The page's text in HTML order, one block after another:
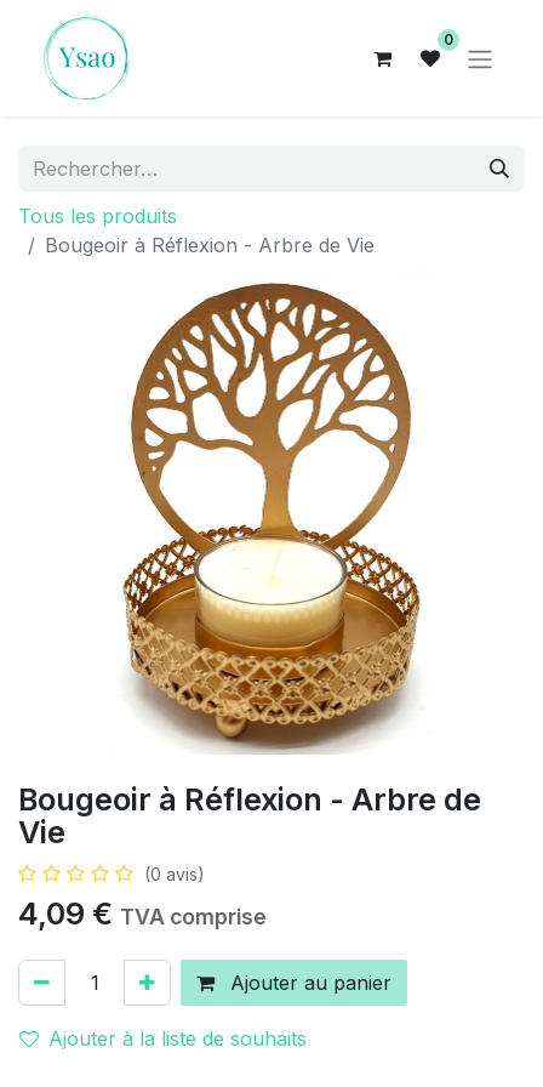
0
Tous les produits
Bougeoir à Réflexion - Arbre de Vie
Bougeoir à Réflexion - Arbre de
Vie
(0 avis)
4,09 € TVA comprise
Ajouter au panier
Ajouter à la liste de souhaits